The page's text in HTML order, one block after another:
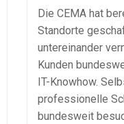
Die CEMA hat
Standorte
untereinander
Kunden
IT-Knowhow.
professionelle
bundesweit